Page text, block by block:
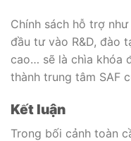
Chính sách hỗ trợ
đầu tư vào R&D, đào
cao… sẽ là chìa khóa
thành trung tâm SAF
Kết luận
Trong bối cảnh toàn